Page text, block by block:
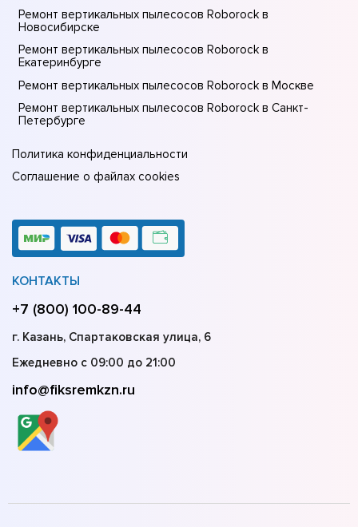
Ремонт вертикальных пылесосов Roborock в
Новосибирске
Ремонт вертикальных пылесосов Roborock в
Екатеринбурге
Ремонт вертикальных пылесосов Roborock в Москве
Ремонт вертикальных пылесосов Roborock в Санкт-
Петербурге
Политика конфиденциальности
Соглашение о файлах cookies
КОНТАКТЫ
+7 (800) 100-89-44
г. Казань, Спартаковская улица, 6
Ежедневно с 09:00 до 21:00
info@fiksremkzn.ru